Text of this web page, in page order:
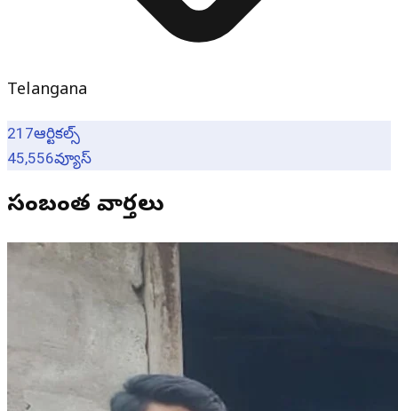
Telangana
217ఆర్టికల్స్
45,556వ్యూస్
సంబంధిత వార్తలు